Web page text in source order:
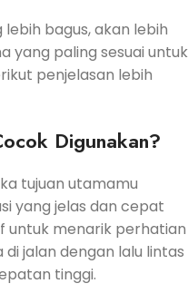
bagus, akan lebih
yang paling sesuai untuk
penjelasan lebih
Digunakan?
tujuan utamamu
yang jelas dan cepat
untuk menarik perhatian
jalan dengan lalu lintas
tinggi.